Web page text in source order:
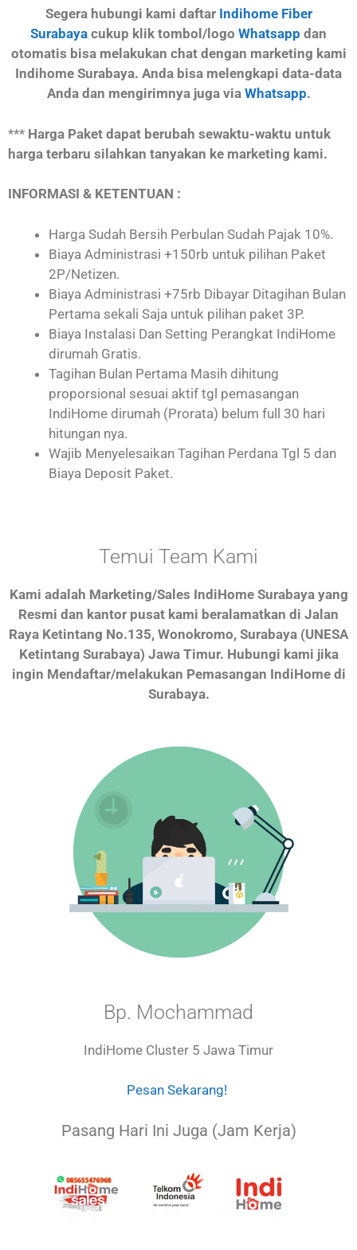
Segera hubungi kami daftar Indihome Fiber
Surabaya cukup klik tombol/logo Whatsapp dan
otomatis bisa melakukan chat dengan marketing kami
Indihome Surabaya. Anda bisa melengkapi data-data
Anda dan mengirimnya juga via Whatsapp.
*** Harga Paket dapat berubah sewaktu-waktu untuk
harga terbaru silahkan tanyakan ke marketing kami.
INFORMASI & KETENTUAN :
Harga Sudah Bersih Perbulan Sudah Pajak 10%.
Biaya Administrasi +150rb untuk pilihan Paket
2P/Netizen.
Biaya Administrasi +75rb Dibayar Ditagihan Bulan
Pertama sekali Saja untuk pilihan paket 3P.
Biaya Instalasi Dan Setting Perangkat IndiHome
dirumah Gratis.
Tagihan Bulan Pertama Masih dihitung
proporsional sesuai aktif tgl pemasangan
IndiHome dirumah (Prorata) belum full 30 hari
hitungan nya.
Wajib Menyelesaikan Tagihan Perdana Tgl 5 dan
Biaya Deposit Paket.
Temui Team Kami
Kami adalah Marketing/Sales IndiHome Surabaya yang
Resmi dan kantor pusat kami beralamatkan di Jalan
Raya Ketintang No.135, Wonokromo, Surabaya (UNESA
Ketintang Surabaya) Jawa Timur. Hubungi kami jika
ingin Mendaftar/melakukan Pemasangan IndiHome di
Surabaya.
Bp. Mochammad
IndiHome Cluster 5 Jawa Timur
Pesan Sekarang!
Pasang Hari Ini Juga (Jam Kerja)